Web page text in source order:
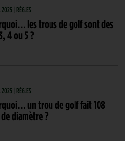
2025 | RÈGLES
les trous de golf sont des
4 ou 5 ?
2025 | RÈGLES
un trou de golf fait 108
diamètre ?